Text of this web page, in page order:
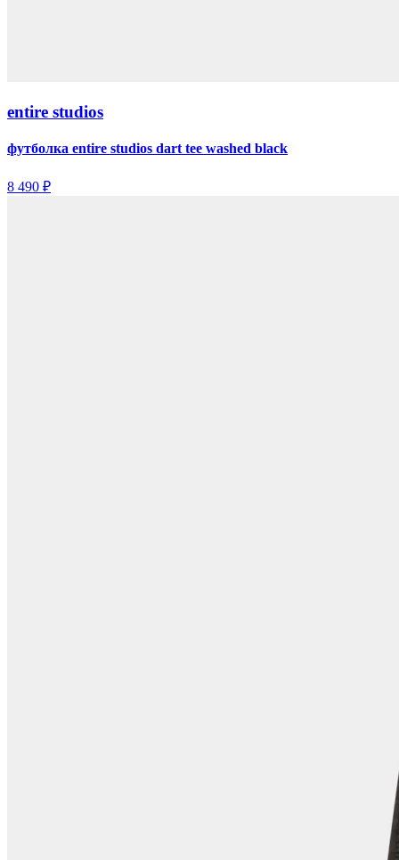
entire studios
футболка entire studios dart tee washed black
8 490 ₽